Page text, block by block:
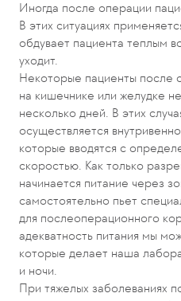
Иногда после операции
В этих ситуациях
обдувает пациента теплым
уходит.
Некоторые пациенты после
на кишечнике или желудке
несколько дней. В этих
осуществляется
которые вводятся с
скоростью. Как только
начинается питание через
самостоятельно пьет
для послеоперационного
адекватность питания мы
которые делает наша
и ночи.
При тяжелых заболеваниях